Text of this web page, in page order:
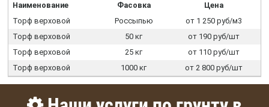
Наименование Фасовка
Цена
Торф верховой
Россыпью
от 1 250 руб/м3
Торф верховой
50 кг
от 190 руб/шт
Торф верховой
25 кг
от 110 руб/шт
Торф верховой
1000 кг от 2 800 руб/шт